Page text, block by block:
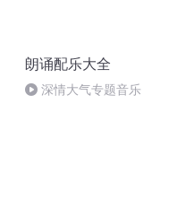
朗诵配乐大全
深情大气专题音乐